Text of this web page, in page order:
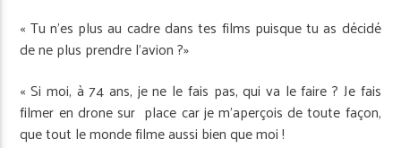
« Tu n’es plus au cadre dans tes films puisque tu as décidé
de ne plus prendre l’avion ?»
« Si moi, à 74 ans, je ne le fais pas, qui va le faire ? Je fais
filmer en drone sur place car je m’aperçois de toute façon,
que tout le monde filme aussi bien que moi !